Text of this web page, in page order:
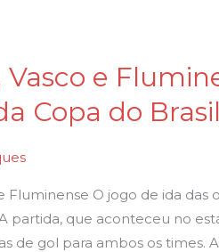
e
Copa do Brasil
Fluminense O jogo de ida
partida, que aconteceu no
de gol para ambos os times.